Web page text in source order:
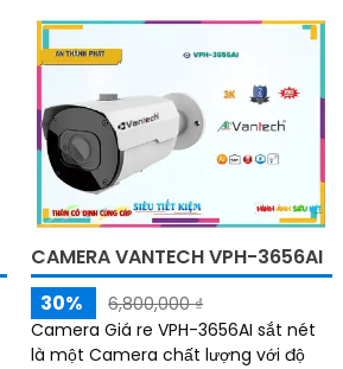
nghệ Hồng Ngoại SMD
CAMERA VANTECH VPH-3656AI
30%
6,800,000 ₫
Camera Giá re VPH-3656AI sắt nét
là một Camera chất lượng với độ